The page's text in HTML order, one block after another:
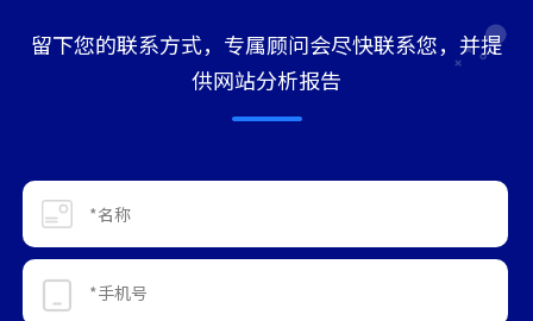
留下您的联系方式，专属顾问会尽快联系您，并提
供网站分析报告